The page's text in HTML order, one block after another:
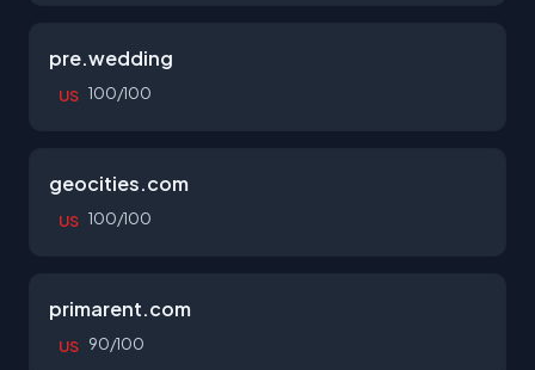
pre.wedding
US 100/100
geocities.com
US 100/100
primarent.com
US 90/100